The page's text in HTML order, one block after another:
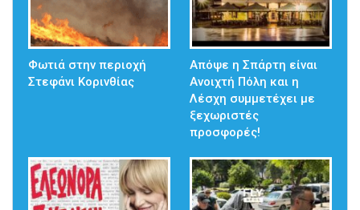
Φωτιά στην περιοχή
Στεφάνι Κορινθίας
Απόψε η Σπάρτη είναι
Ανοιχτή Πόλη και η
Λέσχη συμμετέχει με
ξεχωριστές
προσφορές!